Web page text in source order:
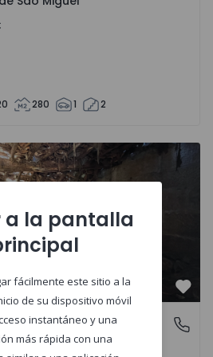
280 1 2
do Castelo e Justes - 1575189 - 1
e Justes, Vila Real
e Justes, Vila Real
a la pantalla
fácilmente este sitio a la
de su dispositivo móvil
instantáneo y una
más rápida con una